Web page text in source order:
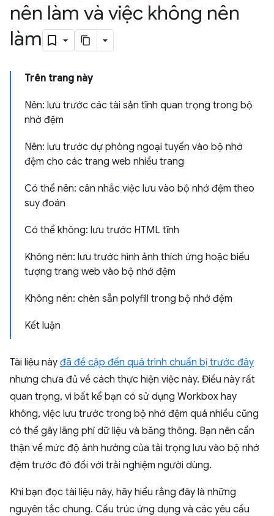
nên làm và việc không nên
làm
Trên trang này
Nên: lưu trước các tài sản tĩnh quan trọng trong bộ
nhớ đệm
Nên: lưu trước dự phòng ngoại tuyến vào bộ nhớ
đệm cho các trang web nhiều trang
Có thể nên: cân nhắc việc lưu vào bộ nhớ đệm theo
suy đoán
Có thể không: lưu trước HTML tĩnh
Không nên: lưu trước hình ảnh thích ứng hoặc biểu
tượng trang web vào bộ nhớ đệm
Không nên: chèn sẵn polyfill trong bộ nhớ đệm
Kết luận
Tài liệu này đã đề cập đến quá trình chuẩn bị trước đây
nhưng chưa đủ về cách thực hiện việc này. Điều này rất
quan trọng, vì bất kể bạn có sử dụng Workbox hay
không, việc lưu trước trong bộ nhớ đệm quá nhiều cũng
có thể gây lãng phí dữ liệu và băng thông. Bạn nên cẩn
thận về mức độ ảnh hưởng của tải trọng lưu vào bộ nhớ
đệm trước đó đối với trải nghiệm người dùng.
Khi bạn đọc tài liệu này, hãy hiểu rằng đây là những
nguyên tắc chung. Cấu trúc ứng dụng và các yêu cầu